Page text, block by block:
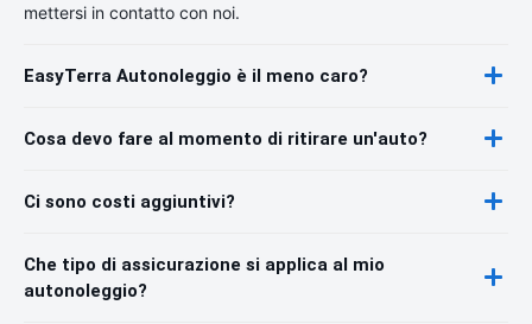
mettersi in contatto con noi.
EasyTerra Autonoleggio è il meno caro?
Cosa devo fare al momento di ritirare un'auto?
Ci sono costi aggiuntivi?
Che tipo di assicurazione si applica al mio
autonoleggio?